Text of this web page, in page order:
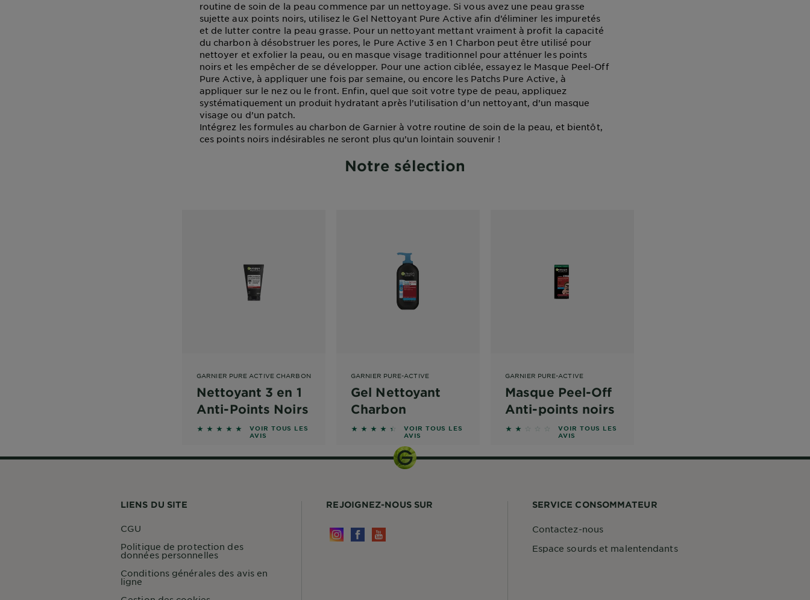
routine de soin de la peau commence par un nettoyage. Si vous avez une peau grasse
sujette aux points noirs, utilisez le Gel Nettoyant Pure Active afin d’éliminer les impuretés
et de lutter contre la peau grasse. Pour un nettoyant mettant vraiment à profit la capacité
du charbon à désobstruer les pores, le Pure Active 3 en 1 Charbon peut être utilisé pour
nettoyer et exfolier la peau, ou en masque visage traditionnel pour atténuer les points
noirs et les empêcher de se développer. Pour une action ciblée, essayez le Masque Peel-Off
Pure Active, à appliquer une fois par semaine, ou encore les Patchs Pure Active, à
appliquer sur le nez ou le front. Enfin, quel que soit votre type de peau, appliquez
systématiquement un produit hydratant après l’utilisation d’un nettoyant, d’un masque
visage ou d’un patch.
Intégrez les formules au charbon de Garnier à votre routine de soin de la peau, et bientôt,
ces points noirs indésirables ne seront plus qu’un lointain souvenir !
Notre sélection
GARNIER PURE ACTIVE CHARBON
Nettoyant 3 en 1
Anti-Points Noirs
4.7426 sur 5 étoiles basé sur les avis
VOIR TOUS LES
AVIS
GARNIER PURE-ACTIVE
Gel Nettoyant
Charbon
4.3333 sur 5 étoiles basé sur les avis
VOIR TOUS LES
AVIS
GARNIER PURE-ACTIVE
Masque Peel-Off
Anti-points noirs
1.75 sur 5 étoiles basé sur les avis
VOIR TOUS LES
AVIS
LIENS DU SITE
CGU
Politique de protection des
données personnelles
Conditions générales des avis en
ligne
REJOIGNEZ-NOUS SUR SERVICE CONSOMMATEUR
Contactez-nous
Espace sourds et malentendants